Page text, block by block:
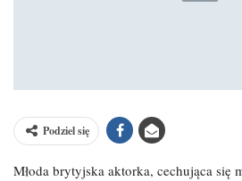
Podziel się
Młoda brytyjska aktorka, cechująca się